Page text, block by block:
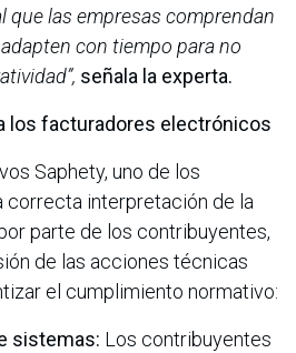
que las empresas comprendan
con tiempo para no
señala la experta.
los facturadores electrónicos
Saphety, uno de los
correcta interpretación de la
parte de los contribuyentes,
de las acciones técnicas
el cumplimiento normativo:
sistemas: Los contribuyentes